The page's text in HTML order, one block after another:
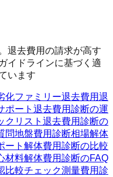
退去費用の請求が高す
イドラインに基づく適
います
化ファミリー退去費用退
ポート 退去費用診断の運
クリスト 退去費用診断の
問地盤費用診断相場解体
ート 解体費用診断の比較
材料解体費用診断のFAQ
比較チェック測量費用診